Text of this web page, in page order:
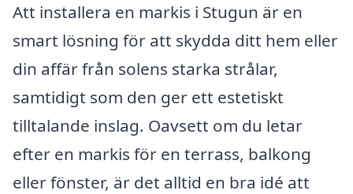
Att installera en markis i Stugun är en
smart lösning för att skydda ditt hem eller
din affär från solens starka strålar,
samtidigt som den ger ett estetiskt
tilltalande inslag. Oavsett om du letar
efter en markis för en terrass, balkong
eller fönster, är det alltid en bra idé att